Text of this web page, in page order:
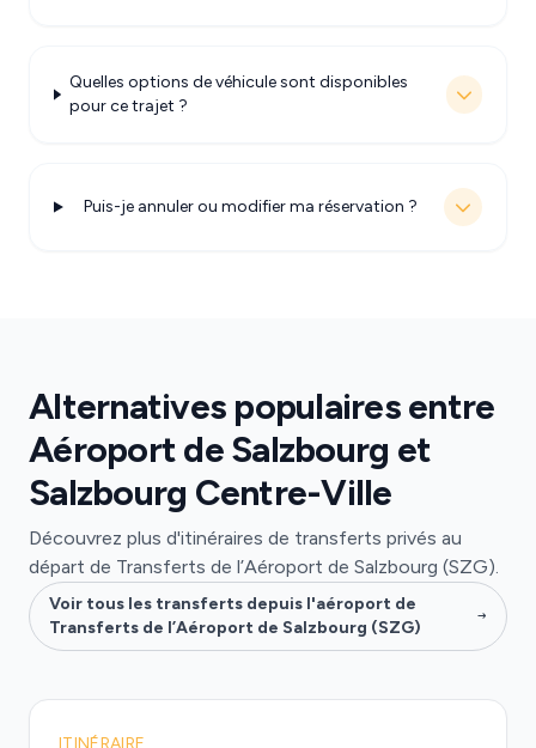
Quelles options de véhicule sont disponibles
pour ce trajet ?
Puis-je annuler ou modifier ma réservation ?
Alternatives populaires entre
Aéroport de Salzbourg et
Salzbourg Centre-Ville
Découvrez plus d'itinéraires de transferts privés au
départ de Transferts de l’Aéroport de Salzbourg (SZG).
Voir tous les transferts depuis l'aéroport de
Transferts de l’Aéroport de Salzbourg (SZG)
ITINÉRAIRE